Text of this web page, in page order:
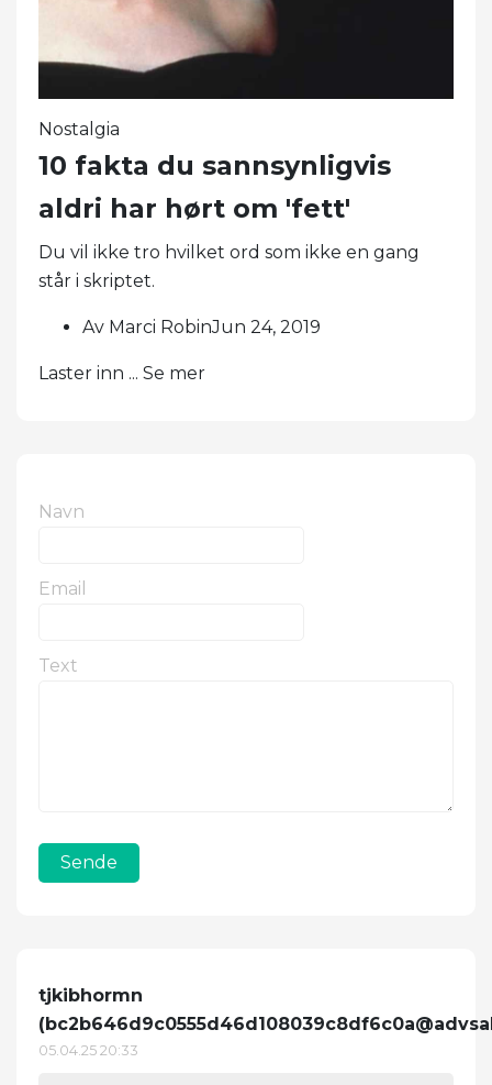
Nostalgia
10 fakta du sannsynligvis
aldri har hørt om 'fett'
Du vil ikke tro hvilket ord som ikke en gang
står i skriptet.
Av Marci RobinJun 24, 2019
Laster inn ... Se mer
Navn
Email
Text
Sende
tjkibhormn
(
05.04.25 20:33